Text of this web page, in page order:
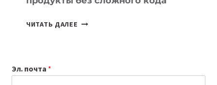
ЧИТАТЬ ДАЛЕЕ
Эл. почта *